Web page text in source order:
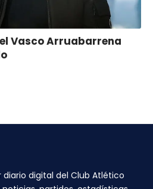
Vasco Arruabarrena
diario digital del Club Atlético